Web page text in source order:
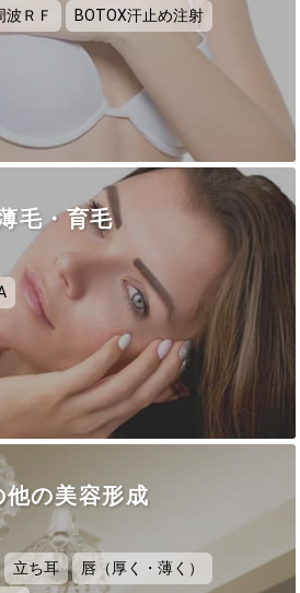
波ＲＦ
BOTOX汗止め注射
毛・育毛
他の美容形成
立ち耳
唇（厚く・薄く）